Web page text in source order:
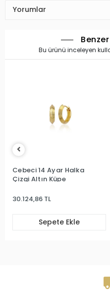
Yorumlar
Bu ürünü inceleyen
Cebeci 14 Ayar Halka
Çizgi Altın Küpe
30.124,86 TL
Sepete Ekle